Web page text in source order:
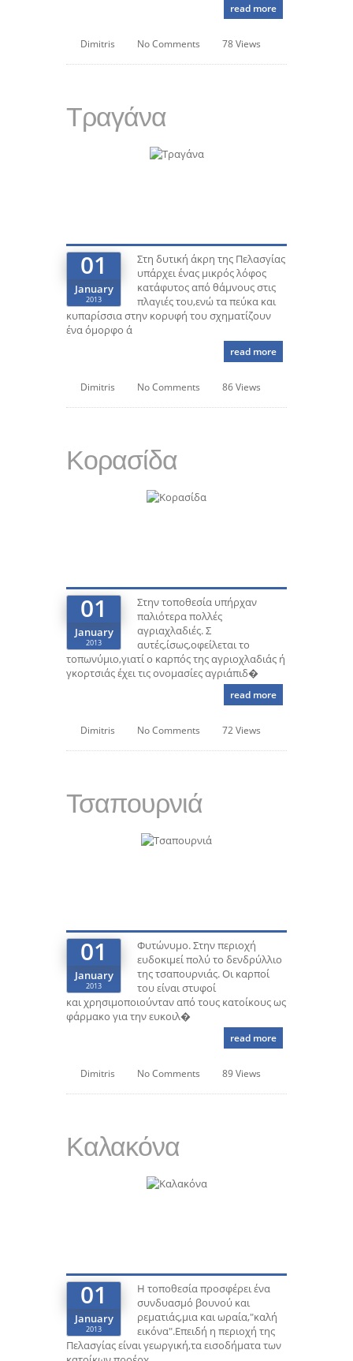
read more
Dimitris No Comments 78 Views
Τραγάνα
01
January
2013
Στη δυτική άκρη της Πελασγίας
υπάρχει ένας μικρός λόφος
κατάφυτος από θάμνους στις
πλαγιές του,ενώ τα πεύκα και
κυπαρίσσια στην κορυφή του σχηματίζουν
ένα όμορφο ά
read more
Dimitris No Comments 86 Views
Κορασίδα
01
January
2013
Στην τοποθεσία υπήρχαν
παλιότερα πολλές
αγριαχλαδιές. Σ
αυτές,ίσως,οφείλεται το
τοπωνύμιο,γιατί ο καρπός της αγριοχλαδιάς ή
γκορτσιάς έχει τις ονομασίες αγριάπιδ�
read more
Dimitris No Comments 72 Views
Τσαπουρνιά
01
January
2013
Φυτώνυμο. Στην περιοχή
ευδοκιμεί πολύ το δενδρύλλιο
της τσαπουρνιάς. Οι καρποί
του είναι στυφοί
και χρησιμοποιούνταν από τους κατοίκους ως
φάρμακο για την ευκοιλ�
read more
Dimitris No Comments 89 Views
Καλακόνα
01
January
2013
Η τοποθεσία προσφέρει ένα
συνδυασμό βουνού και
ρεματιάς,μια και ωραία,"καλή
εικόνα".Επειδή η περιοχή της
Πελασγίας είναι γεωργική,τα εισοδήματα των